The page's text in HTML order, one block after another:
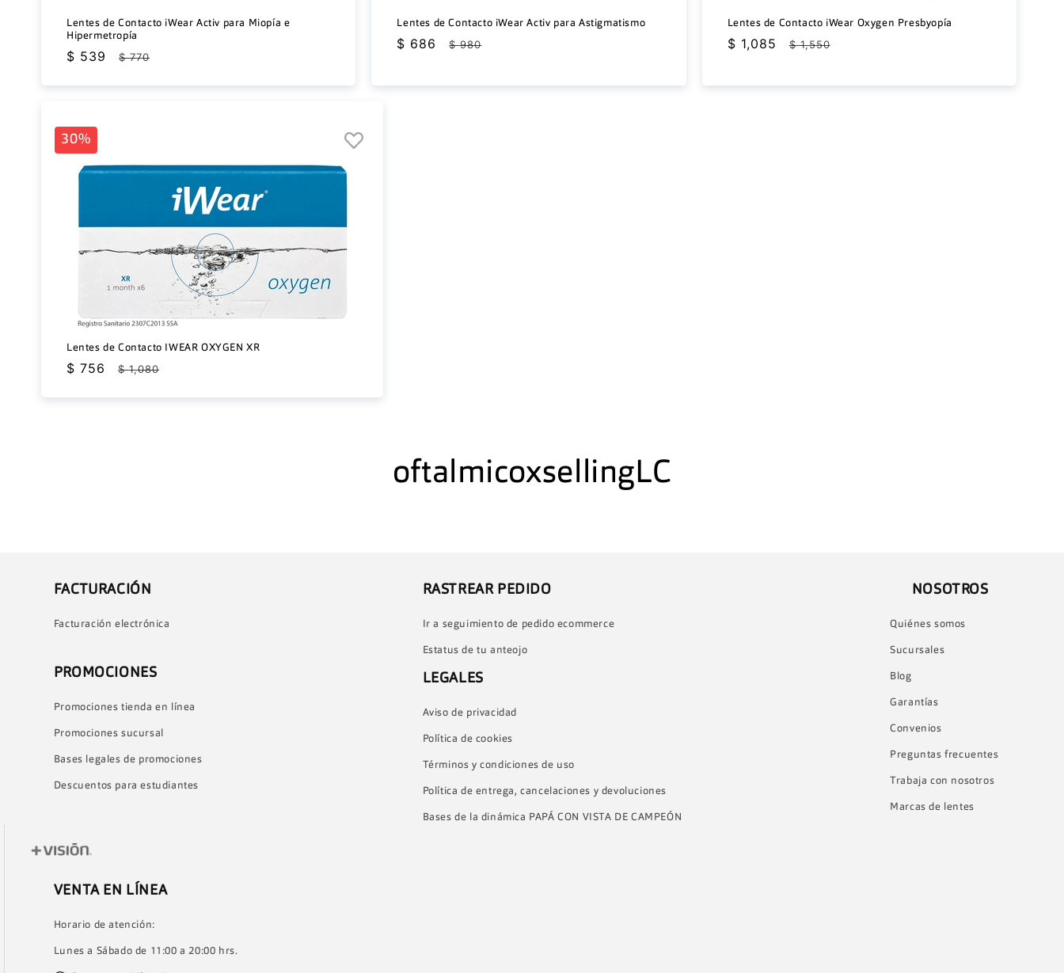
Lentes de Contacto iWear Activ para Miopía e
Hipermetropía
Precio
$ 539
Precio
$ 770
Lentes de Contacto iWear Activ para Astigmatismo
Precio
$ 686
Precio
$ 980
Lentes de Contacto iWear Oxygen Presbyopía
Precio
$ 1,085
Precio
$ 1,550
30%
Lentes de Contacto IWEAR OXYGEN XR
Precio
$ 756
Precio
$ 1,080
C
oftalmicoxsellingLC
FACTURACIÓN
Facturación electrónica
PROMOCIONES
Promociones tienda en línea
Promociones sucursal
Bases legales de promociones
Descuentos para estudiantes
RASTREAR PEDIDO
Ir a seguimiento de pedido ecommerce
Estatus de tu anteojo
LEGALES
Aviso de privacidad
Política de cookies
Términos y condiciones de uso
Política de entrega, cancelaciones y devoluciones
Bases de la dinámica PAPÁ CON VISTA DE CAMPEÓN
NOSOTROS
Quiénes somos
Sucursales
Blog
Garantías
Convenios
Preguntas frecuentes
Trabaja con nosotros
Marcas de lentes
VENTA EN LÍNEA
Horario de atención:
Lunes a Sábado de 11:00 a 20:00 hrs.